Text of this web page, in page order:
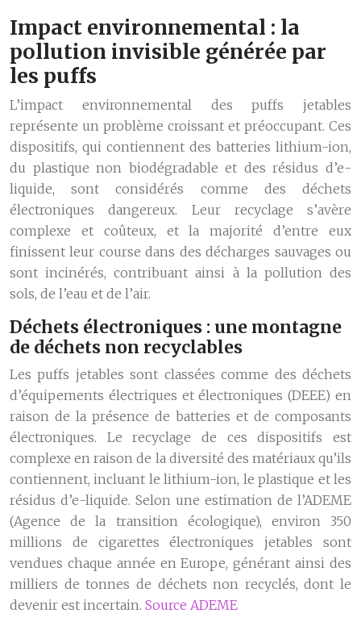
Impact environnemental : la
pollution invisible générée par
les puffs
L’impact environnemental des puffs jetables
représente un problème croissant et préoccupant. Ces
dispositifs, qui contiennent des batteries lithium-ion,
du plastique non biodégradable et des résidus d’e-
liquide, sont considérés comme des déchets
électroniques dangereux. Leur recyclage s’avère
complexe et coûteux, et la majorité d’entre eux
finissent leur course dans des décharges sauvages ou
sont incinérés, contribuant ainsi à la pollution des
sols, de l’eau et de l’air.
Déchets électroniques : une montagne
de déchets non recyclables
Les puffs jetables sont classées comme des déchets
d’équipements électriques et électroniques (DEEE) en
raison de la présence de batteries et de composants
électroniques. Le recyclage de ces dispositifs est
complexe en raison de la diversité des matériaux qu’ils
contiennent, incluant le lithium-ion, le plastique et les
résidus d’e-liquide. Selon une estimation de l’ADEME
(Agence de la transition écologique), environ 350
millions de cigarettes électroniques jetables sont
vendues chaque année en Europe, générant ainsi des
milliers de tonnes de déchets non recyclés, dont le
devenir est incertain. Source ADEME